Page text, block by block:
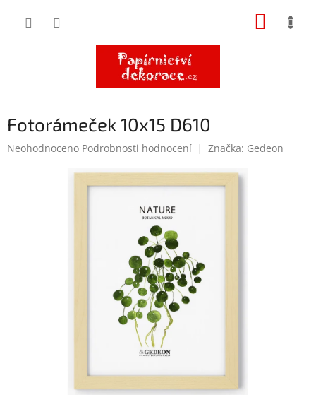
Fotorámeček 10x15 D610
Průměrné
Neohodnoceno Podrobnosti hodnocení Značka: Gedeon